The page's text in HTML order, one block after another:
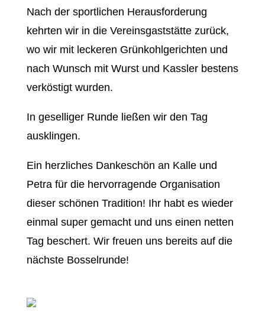
Nach der sportlichen Herausforderung
kehrten wir in die Vereinsgaststätte zurück,
wo wir mit leckeren Grünkohlgerichten und
nach Wunsch mit Wurst und Kassler bestens
verköstigt wurden.
In geselliger Runde ließen wir den Tag
ausklingen.
Ein herzliches Dankeschön an Kalle und
Petra für die hervorragende Organisation
dieser schönen Tradition! Ihr habt es wieder
einmal super gemacht und uns einen netten
Tag beschert. Wir freuen uns bereits auf die
nächste Bosselrunde!